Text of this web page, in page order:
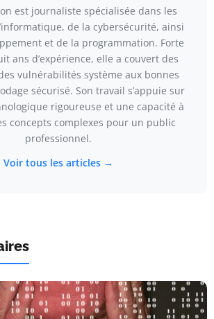
est journaliste spécialisée dans les
de la cybersécurité, ainsi
et de la programmation. Forte
ans d’expérience, elle a couvert des
vulnérabilités système aux bonnes
sécurisé. Son travail s’appuie sur
rigoureuse et une capacité à
concepts complexes pour un public
professionnel.
Voir tous les articles →